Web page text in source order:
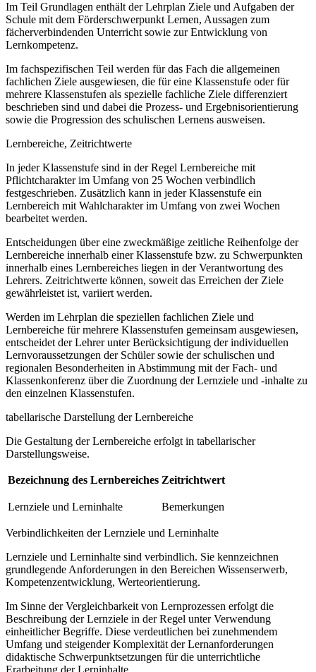
Im Teil Grundlagen enthält der Lehrplan Ziele und Aufgaben der
Schule mit dem Förderschwerpunkt Lernen, Aussagen zum
fächerverbindenden Unterricht sowie zur Entwicklung von
Lernkompetenz.
Im fachspezifischen Teil werden für das Fach die allgemeinen
fachlichen Ziele ausgewiesen, die für eine Klassenstufe oder für
mehrere Klassenstufen als spezielle fachliche Ziele differenziert
beschrieben sind und dabei die Prozess- und Ergebnisorientierung
sowie die Progression des schulischen Lernens ausweisen.
Lernbereiche, Zeitrichtwerte
In jeder Klassenstufe sind in der Regel Lernbereiche mit
Pflichtcharakter im Umfang von 25 Wochen verbindlich
festgeschrieben. Zusätzlich kann in jeder Klassenstufe ein
Lernbereich mit Wahlcharakter im Umfang von zwei Wochen
bearbeitet werden.
Entscheidungen über eine zweckmäßige zeitliche Reihenfolge der
Lernbereiche innerhalb einer Klassenstufe bzw. zu Schwerpunkten
innerhalb eines Lernbereiches liegen in der Verantwortung des
Lehrers. Zeitrichtwerte können, soweit das Erreichen der Ziele
gewährleistet ist, variiert werden.
Werden im Lehrplan die speziellen fachlichen Ziele und
Lernbereiche für mehrere Klassenstufen gemeinsam ausgewiesen,
entscheidet der Lehrer unter Berücksichtigung der individuellen
Lernvoraussetzungen der Schüler sowie der schulischen und
regionalen Besonderheiten in Abstimmung mit der Fach- und
Klassenkonferenz über die Zuordnung der Lernziele und -inhalte zu
den einzelnen Klassenstufen.
tabellarische Darstellung der Lernbereiche
Die Gestaltung der Lernbereiche erfolgt in tabellarischer
Darstellungsweise.
Bezeichnung des Lernbereiches Zeitrichtwert
Lernziele und Lerninhalte Bemerkungen
Verbindlichkeiten der Lernziele und Lerninhalte
Lernziele und Lerninhalte sind verbindlich. Sie kennzeichnen
grundlegende Anforderungen in den Bereichen Wissenserwerb,
Kompetenzentwicklung, Werteorientierung.
Im Sinne der Vergleichbarkeit von Lernprozessen erfolgt die
Beschreibung der Lernziele in der Regel unter Verwendung
einheitlicher Begriffe. Diese verdeutlichen bei zunehmendem
Umfang und steigender Komplexität der Lernanforderungen
didaktische Schwerpunktsetzungen für die unterrichtliche